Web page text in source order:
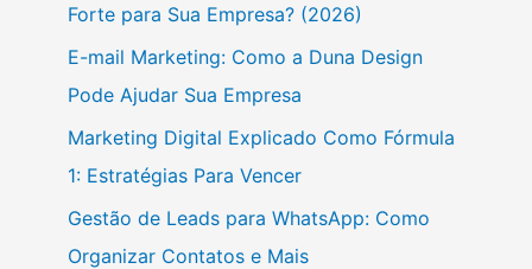
Forte para Sua Empresa? (2026)
E-mail Marketing: Como a Duna Design
Pode Ajudar Sua Empresa
Marketing Digital Explicado Como Fórmula
1: Estratégias Para Vencer
Gestão de Leads para WhatsApp: Como
Organizar Contatos e Mais